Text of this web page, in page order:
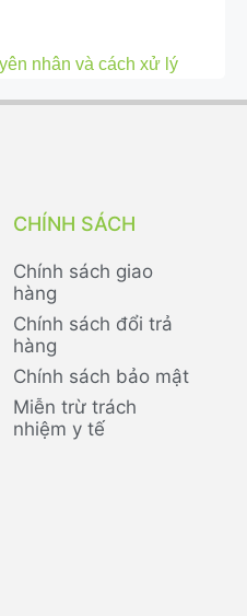
nhân và cách xử lý
CHÍNH SÁCH
Chính sách giao
hàng
Chính sách đổi trả
hàng
Chính sách bảo mật
Miễn trừ trách
nhiệm y tế